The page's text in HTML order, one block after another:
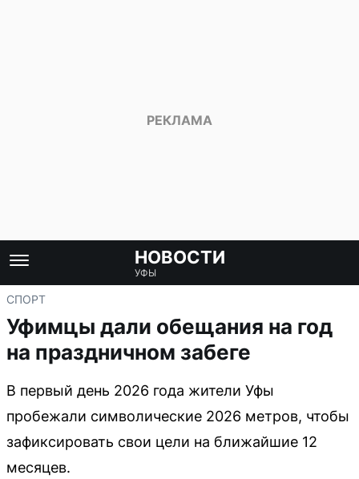
НОВОСТИ
УФЫ
СПОРТ
Уфимцы дали обещания на год
на праздничном забеге
В первый день 2026 года жители Уфы
пробежали символические 2026 метров, чтобы
зафиксировать свои цели на ближайшие 12
месяцев.